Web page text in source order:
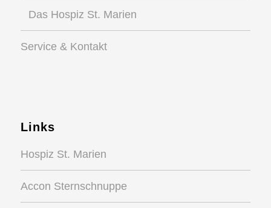
Das Hospiz St. Marien
Service & Kontakt
Links
Hospiz St. Marien
Accon Sternschnuppe